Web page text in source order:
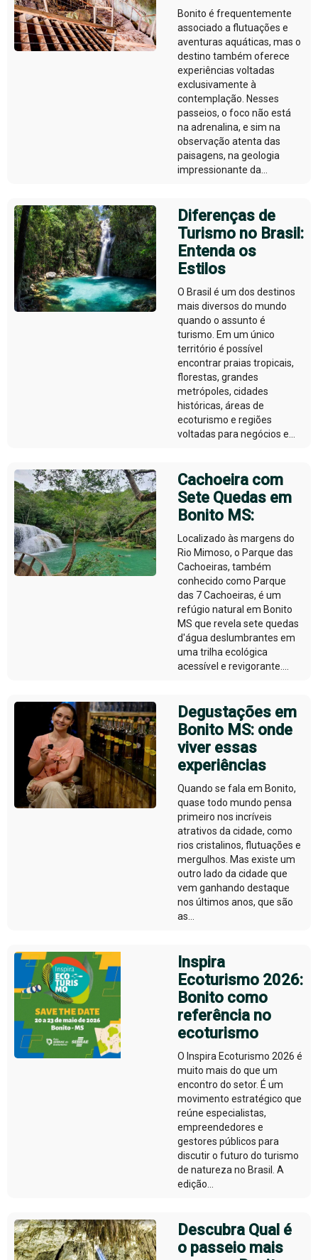
Bonito é frequentemente
associado a flutuações e
aventuras aquáticas, mas o
destino também oferece
experiências voltadas
exclusivamente à
contemplação. Nesses
passeios, o foco não está
na adrenalina, e sim na
observação atenta das
paisagens, na geologia
impressionante da...
Diferenças de
Turismo no Brasil:
Entenda os
Estilos
O Brasil é um dos destinos
mais diversos do mundo
quando o assunto é
turismo. Em um único
território é possível
encontrar praias tropicais,
florestas, grandes
metrópoles, cidades
históricas, áreas de
ecoturismo e regiões
voltadas para negócios e...
Cachoeira com
Sete Quedas em
Bonito MS:
Localizado às margens do
Rio Mimoso, o Parque das
Cachoeiras, também
conhecido como Parque
das 7 Cachoeiras, é um
refúgio natural em Bonito
MS que revela sete quedas
d'água deslumbrantes em
uma trilha ecológica
acessível e revigorante....
Degustações em
Bonito MS: onde
viver essas
experiências
Quando se fala em Bonito,
quase todo mundo pensa
primeiro nos incríveis
atrativos da cidade, como
rios cristalinos, flutuações e
mergulhos. Mas existe um
outro lado da cidade que
vem ganhando destaque
nos últimos anos, que são
as...
Inspira
Ecoturismo 2026:
Bonito como
referência no
ecoturismo
O Inspira Ecoturismo 2026 é
muito mais do que um
encontro do setor. É um
movimento estratégico que
reúne especialistas,
empreendedores e
gestores públicos para
discutir o futuro do turismo
de natureza no Brasil. A
edição...
Descubra Qual é
o passeio mais